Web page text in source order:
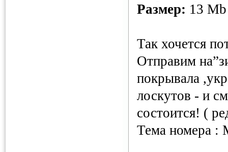
Размер: 13 Mb
Так хочется
Отправим
покрывала
лоскутов - и
состоится! (
Тема номера :